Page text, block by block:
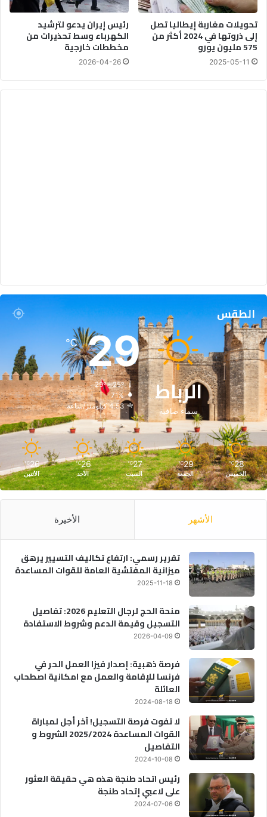
تحويلات مغاربة إيطاليا تصل
إلى ذروتها في 2024 أكثر من
575 مليون يورو
2025-05-11
رئيس إيران يدعو لترشيد
الكهرباء وسط تحذيرات من
مخططات خارجية
2026-04-26
الطقس
الرباط
سماء صافية
29
℃
29º - 25º
71%
4.53 كيلومتر/ساعة
28
℃
الخميس
29
℃
الجمعة
27
℃
السبت
26
℃
الأحد
26
℃
الأثنين
الأشهر الأخيرة
تقرير رسمي: ارتفاع تكاليف التسيير يرهق
ميزانية المفتشية العامة للقوات المساعدة
2025-11-18
منحة الحج لرجال التعليم 2026: تفاصيل
التسجيل وقيمة الدعم وشروط الاستفادة
2026-04-09
فرصة ذهبية: إصدار فيزا العمل الحر في
فرنسا للإقامة والعمل مع امكانية اصطحاب
العائلة
2024-08-18
لا تفوت فرصة التسجيل! آخر أجل لمباراة
القوات المساعدة 2025/2024 الشروط و
التفاصيل
2024-10-08
رئيس اتحاد طنجة هذه هي حقيقة العثور
على لاعبي إتحاد طنجة
2024-07-06